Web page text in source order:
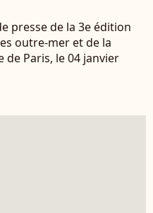
presse de la 3e édition
outre-mer et de la
Paris, le 04 janvier